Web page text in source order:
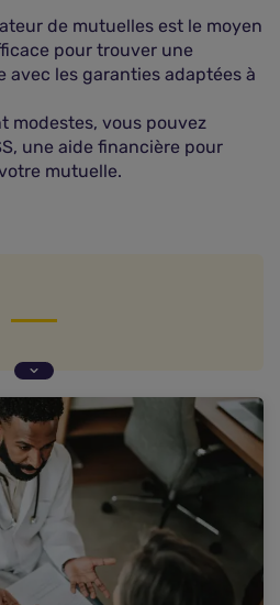
de mutuelles est le moyen
pour trouver une
avec les garanties adaptées à
modestes, vous pouvez
une aide financière pour
mutuelle.
mutuelle sans
?
mutuelle pas chère sans
mutuelle sans engagement
sur la mutuelle sans